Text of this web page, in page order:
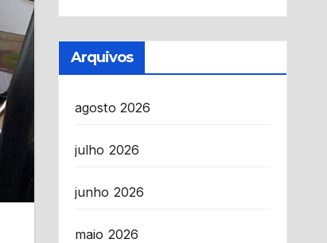
Arquivos
agosto 2026
julho 2026
junho 2026
maio 2026